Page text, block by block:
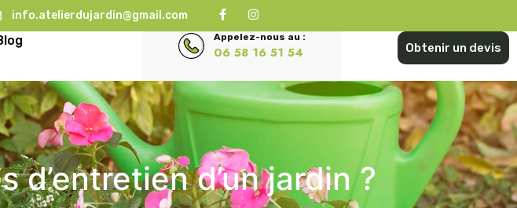
info.atelierdujardin@gmail.com
Appelez-nous au :
06 58 16 51 54 Obtenir un devis
d’un jardin ?